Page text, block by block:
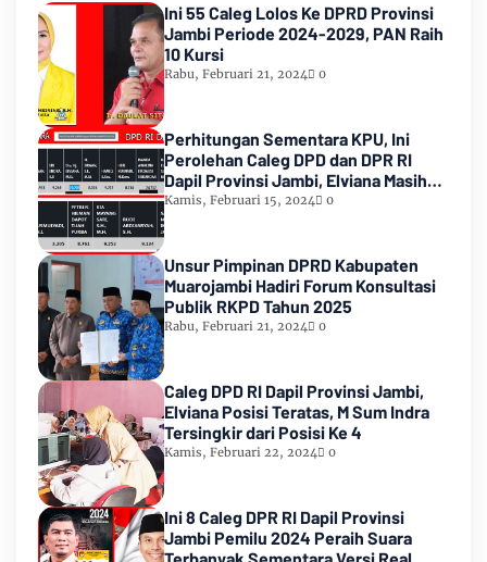
Ini 55 Caleg Lolos Ke DPRD Provinsi
Jambi Periode 2024-2029, PAN Raih
10 Kursi
Rabu, Februari 21, 2024 0
Perhitungan Sementara KPU, Ini
Perolehan Caleg DPD dan DPR RI
Dapil Provinsi Jambi, Elviana Masih
Urutan Kedua Teratas
Kamis, Februari 15, 2024 0
Unsur Pimpinan DPRD Kabupaten
Muarojambi Hadiri Forum Konsultasi
Publik RKPD Tahun 2025
Rabu, Februari 21, 2024 0
Caleg DPD RI Dapil Provinsi Jambi,
Elviana Posisi Teratas, M Sum Indra
Tersingkir dari Posisi Ke 4
Kamis, Februari 22, 2024 0
Ini 8 Caleg DPR RI Dapil Provinsi
Jambi Pemilu 2024 Peraih Suara